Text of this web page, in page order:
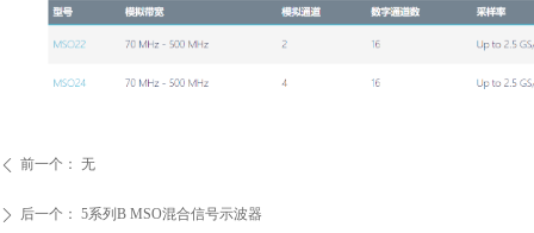
ꄴ 前一个： 无
ꄲ 后一个： 5系列B MSO混合信号示波器